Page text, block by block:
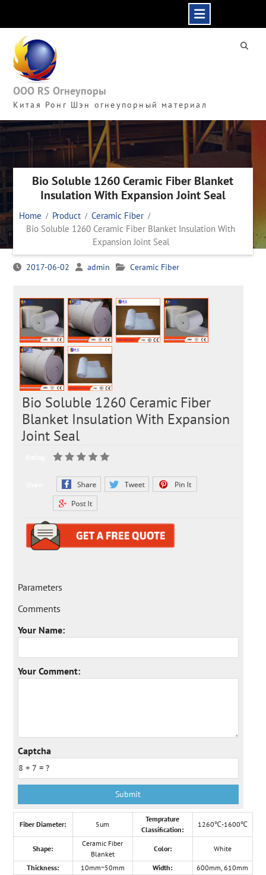
content
ООО RS Огнеупоры
Китая Ронг Шэн огнеупорный материал
Bio Soluble 1260 Ceramic Fiber Blanket
Insulation With Expansion Joint Seal
Home Product
Ceramic Fiber
Bio Soluble 1260 Ceramic Fiber Blanket Insulation With
Expansion Joint Seal
2017-06-02 admin Ceramic Fiber
Bio Soluble 1260 Ceramic Fiber
Blanket Insulation With Expansion
Joint Seal
Parameters
Comments
Your Name:
Your Comment:
Captcha
Fiber Diameter: 5um
Temprature
Classification:
1260℃-1600℃
Shape:
Ceramic Fiber
Blanket
Color: White
Thickness: 10mm~50mm Width: 600mm, 610mm